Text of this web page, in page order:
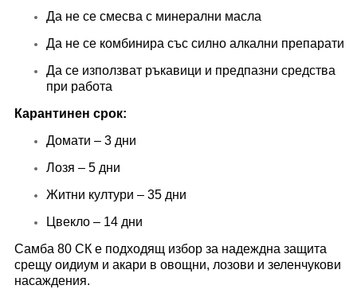
Да не се смесва с минерални масла
Да не се комбинира със силно алкални препарати
Да се използват ръкавици и предпазни средства
при работа
Карантинен срок:
Домати – 3 дни
Лозя – 5 дни
Житни култури – 35 дни
Цвекло – 14 дни
Самба 80 СК е подходящ избор за надеждна защита
срещу оидиум и акари в овощни, лозови и зеленчукови
насаждения.